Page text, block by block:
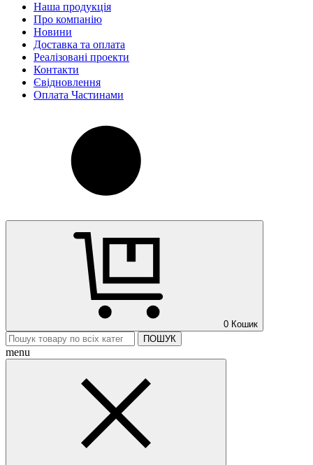
Наша продукція
Про компанію
Новини
Доставка та оплата
Реалізовані проекти
Контакти
Євідновлення
Оплата Частинами
0 Кошик
ПОШУК
menu